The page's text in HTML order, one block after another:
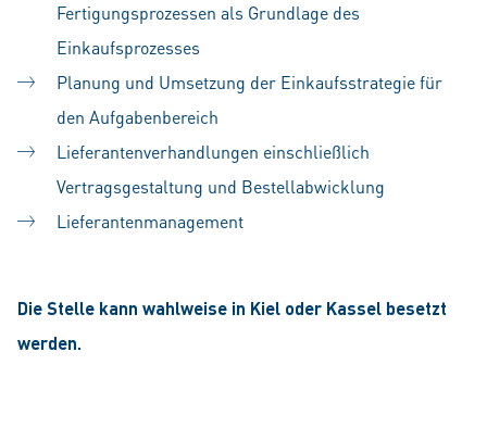
Fertigungsprozessen als Grundlage des
Einkaufsprozesses
Planung und Umsetzung der Einkaufsstrategie für
den Aufgabenbereich
Lieferantenverhandlungen einschließlich
Vertragsgestaltung und Bestellabwicklung
Lieferantenmanagement
Die Stelle kann wahlweise in Kiel oder Kassel besetzt
werden.